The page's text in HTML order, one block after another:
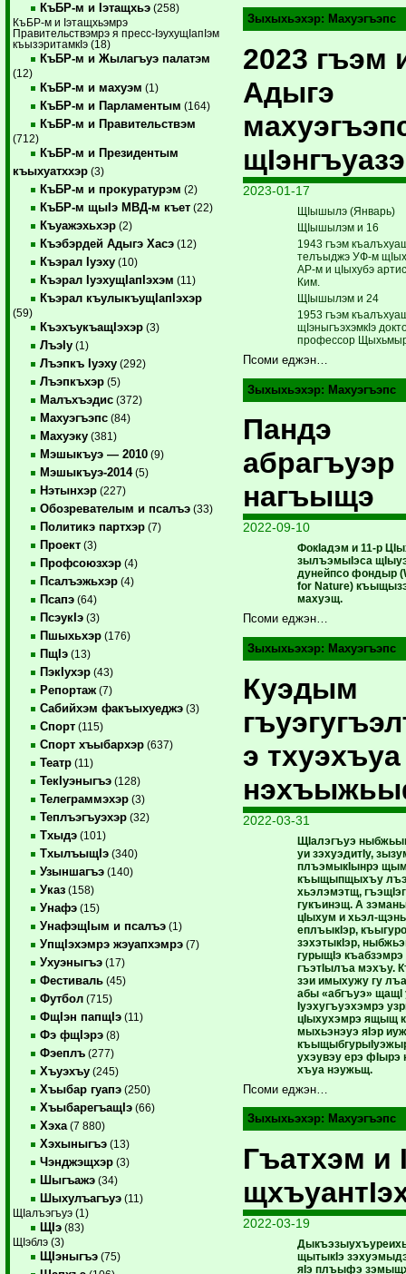
КъБР-м и Iэтащхьэ (258)
КъБР-м и Iэтащхьэмрэ
Правительствэмрэ я пресс-IэухущIапIэм
къызэритамкIэ (18)
КъБР-м и Жылагъуэ палатэм
(12)
КъБР-м и махуэм (1)
КъБР-м и Парламентым (164)
КъБР-м и Правительствэм
(712)
КъБР-м и Президентым
къыхуатххэр (3)
КъБР-м и прокуратурэм (2)
КъБР-м щыIэ МВД-м къет (22)
Къуажэхьхэр (2)
Къэбэрдей Адыгэ Хасэ (12)
Къэрал Iуэху (10)
Къэрал IуэхущIапIэхэм (11)
Къэрал къулыкъущIапIэхэр
(59)
КъэхъукъащIэхэр (3)
ЛъэIу (1)
Лъэпкъ Iуэху (292)
Лъэпкъхэр (5)
Малъхъэдис (372)
Махуэгъэпс (84)
Махуэку (381)
Мэшыкъуэ — 2010 (9)
Мэшыкъуэ-2014(5)
Нэтынхэр (227)
Обозревателым и псалъэ (33)
Политикэ партхэр (7)
Проект (3)
Профсоюзхэр (4)
Псалъэжьхэр (4)
Псапэ (64)
ПсэукIэ (3)
Пшыхьхэр (176)
ПщIэ (13)
ПэкIухэр (43)
Репортаж (7)
Сабийхэм факъыхуеджэ (3)
Спорт (115)
Спорт хъыбархэр (637)
Театр (11)
ТекIуэныгъэ (128)
Телеграммэхэр (3)
Теплъэгъуэхэр (32)
Тхыдэ (101)
ТхылъыщIэ (340)
Узыншагъэ (140)
Указ (158)
Унафэ (15)
УнафэщIым и псалъэ (1)
УпщIэхэмрэ жэуапхэмрэ (7)
Ухуэныгъэ (17)
Фестиваль (45)
Футбол (715)
ФщIэн папщIэ (11)
Фэ фщIэрэ (8)
Фэеплъ (277)
Хъуэхъу (245)
Хъыбар гуапэ (250)
ХъыбарегъащIэ (66)
Хэха (7 880)
Хэхыныгъэ (13)
Чэнджэщхэр (3)
Шыгъажэ (34)
Шыхулъагъуэ (11)
ЩIалъэгъуэ (1)
ЩIэ (83)
ЩIэблэ (3)
ЩIэныгъэ (75)
Зыхыхьэхэр: Махуэгъэпс
2023 гъэм
Адыгэ
щIэнгъуазэ
2023-01-17
ЩIышылэ (Январь)
ЩIышылэм и 16
1943 гъэм
телъыджэ УФ-м
АР-м и цIыхубэ
Ким.
ЩIышылэм и 24
1953 гъэм
щIэныгъэхэмкIэ
профессор
Псоми еджэн…
Зыхыхьэхэр: Махуэгъэпс
Пандэ
нагъыщэ
2022-09-10
ФокIадэм и 11-р
зылъэмыIэса
дунейпсо фондыр
for Nature)
махуэщ.
Псоми еджэн…
Зыхыхьэхэр: Махуэгъэпс
Куэдым
э тхуэхъуа
2022-03-31
ЩIалэгъуэ
уи зэхуэдитIу,
плъэмыкIынрэ
къыщыпщыхъу
хьэлэмэтщ,
гукъинэщ. А
цIыхум и хьэл-
еплъыкIэр,
зэхэтыкIэр,
гурыщIэ
гъэтIылъа мэхъу.
зэи имыхужу гу
абы «абгъуэ» щащI
Iуэхугъуэхэмрэ
цIыхухэмрэ ящыщ
мыхьэнэуэ яIэр
ухэувэу ерэ фIырэ
хъуа нэужьщ.
Псоми еджэн…
Зыхыхьэхэр: Махуэгъэпс
Гъатхэм и
2022-03-19
щытыкIэ
яIэ плъыфэ